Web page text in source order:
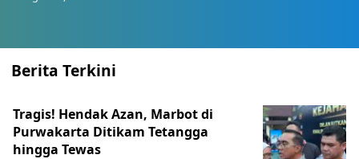
Berita Terkini
Tragis! Hendak Azan, Marbot di
Purwakarta Ditikam Tetangga
hingga Tewas